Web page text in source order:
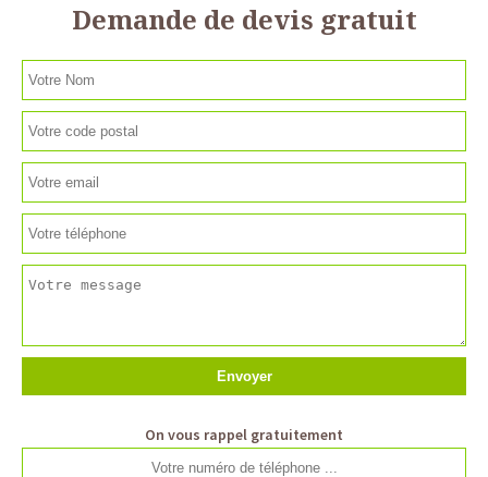
Demande de devis gratuit
On vous rappel gratuitement